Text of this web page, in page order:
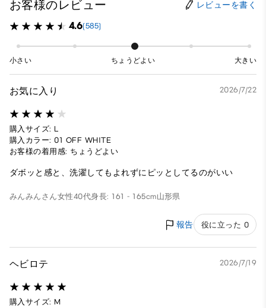
お客様のレビュー レビューを書く
4.6(585)
小さい ちょうどよい 大きい
お気に入り 2026/7/22
購入サイズ: L
購入カラー: 01 OFF WHITE
お客様の着用感: ちょうどよい
ダボッと感と、洗濯してもよれずにピッとしてるのがいい
みんみんさん女性40代身長: 161 - 165cm山形県
報告 役に立った 0
ヘビロテ 2026/7/19
購入サイズ: M